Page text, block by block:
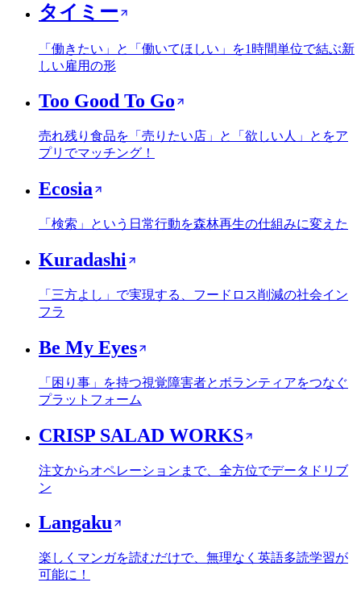
タイミー
「働きたい」と「働いてほしい」を1時間単位で結ぶ新
しい雇用の形
Too Good To Go
売れ残り食品を「売りたい店」と「欲しい人」とをア
プリでマッチング！
Ecosia
「検索」という日常行動を森林再生の仕組みに変えた
Kuradashi
「三方よし」で実現する、フードロス削減の社会イン
フラ
Be My Eyes
「困り事」を持つ視覚障害者とボランティアをつなぐ
プラットフォーム
CRISP SALAD WORKS
注文からオペレーションまで、全方位でデータドリブ
ン
Langaku
楽しくマンガを読むだけで、無理なく英語多読学習が
可能に！